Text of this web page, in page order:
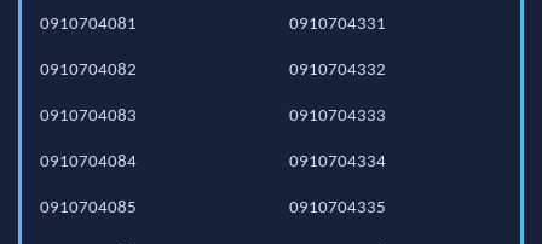
0910704081
0910704082
0910704083
0910704084
0910704085
0910704331
0910704332
0910704333
0910704334
0910704335